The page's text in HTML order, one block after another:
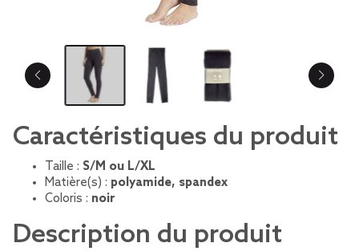
Caractéristiques du produit
Taille : S/M ou L/XL
Matière(s) : polyamide, spandex
Coloris : noir
Description du produit